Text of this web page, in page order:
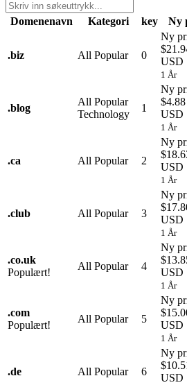
Domenenavn Kategori key Ny
.biz All Popular 0
Ny
USD
1 År
.blog
All Popular
Technology
1
Ny
$4.88
USD
1 År
.ca All Popular 2
Ny
USD
1 År
.club All Popular 3
Ny
USD
1 År
.co.uk
Populært!
All Popular 4
Ny
USD
1 År
.com
Populært!
All Popular 5
Ny
USD
1 År
.de All Popular 6
Ny
USD